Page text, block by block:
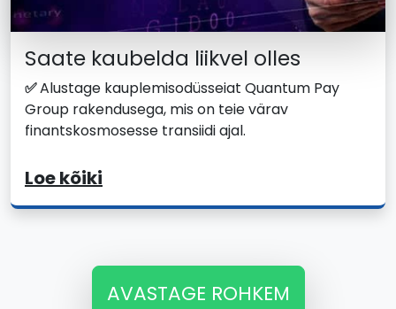
Saate kaubelda liikvel olles
✅Alustage kauplemisodüsseiat Quantum Pay
Group rakendusega, mis on teie värav
finantskosmosesse transiidi ajal.
Loe kõiki
AVASTAGE ROHKEM